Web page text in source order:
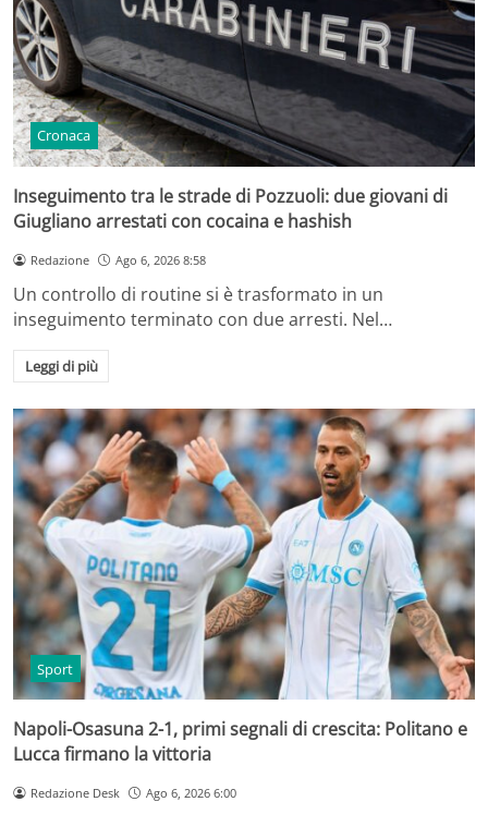
Cronaca
Inseguimento tra le strade di Pozzuoli: due giovani di
Giugliano arrestati con cocaina e hashish
Redazione Ago 6, 2026 8:58
Un controllo di routine si è trasformato in un
inseguimento terminato con due arresti. Nel…
Leggi di più
Sport
Napoli-Osasuna 2-1, primi segnali di crescita: Politano e
Lucca firmano la vittoria
Redazione Desk Ago 6, 2026 6:00